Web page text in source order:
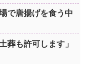
で唐揚げを食う中
葬も許可します」